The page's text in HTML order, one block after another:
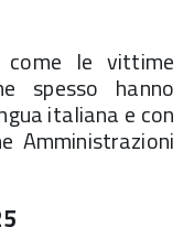
come le vittime
spesso hanno
italiana e con
Amministrazioni